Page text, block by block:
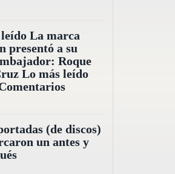
La marca
presentó a su
Roque
Lo más leído
(de discos)
un antes y